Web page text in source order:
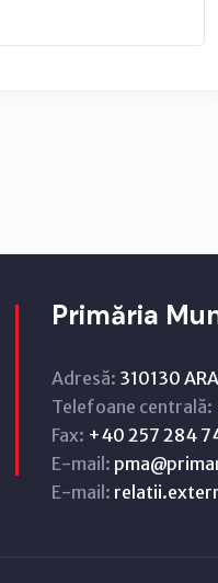
Primăria
Adresă: 310130
Telefoane centrală:
Fax: +40 257 284
E-mail:
E-mail: